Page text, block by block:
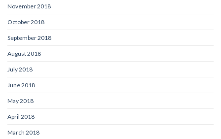
November 2018
October 2018
September 2018
August 2018
July 2018
June 2018
May 2018
April 2018
March 2018